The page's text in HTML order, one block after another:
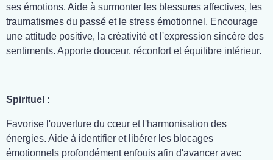
ses émotions. Aide à surmonter les blessures affectives, les
traumatismes du passé et le stress émotionnel. Encourage
une attitude positive, la créativité et l'expression sincère des
sentiments. Apporte douceur, réconfort et équilibre intérieur.
Spirituel :
Favorise l'ouverture du cœur et l'harmonisation des
énergies. Aide à identifier et libérer les blocages
émotionnels profondément enfouis afin d'avancer avec